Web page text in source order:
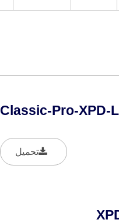
Classic-Pro-XPD-
تحميل